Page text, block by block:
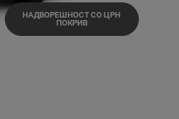
НАДВОРЕШНОСТ СО ЦРН
ПОКРИВ